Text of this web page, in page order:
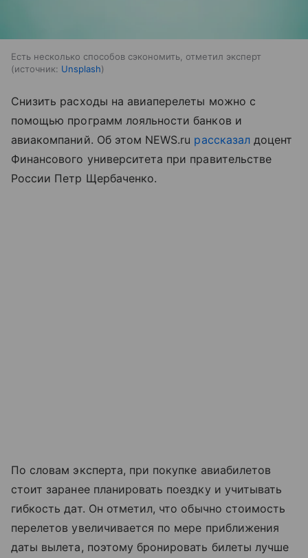
Есть несколько способов сэкономить, отметил эксперт
источник: Unsplash
Снизить расходы на авиаперелеты можно с
помощью программ лояльности банков и
авиакомпаний. Об этом NEWS.ru рассказалдоцент
Финансового университета при правительстве
России Петр Щербаченко.
По словам эксперта, при покупке авиабилетов
стоит заранее планировать поездку и учитывать
гибкость дат. Он отметил, что обычно стоимость
перелетов увеличивается по мере приближения
даты вылета, поэтому бронировать билеты лучше